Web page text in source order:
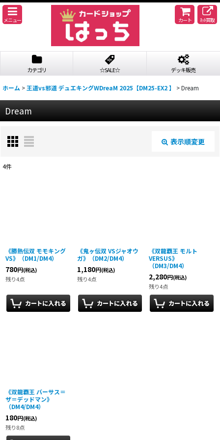
メニュー カート ﾈｯﾄ買取
カテゴリ ☆SALE☆ デッキ販売
ホーム > 王道vs邪道 デュエキングWDreaM 2025【DM25-EX2 】 >Dream
Dream
表示順変更
閉じる
4件
《勝熱伝双 モモキング
VS》（DM1/DM4）
780円(税込)
残り4点
《鬼ヶ伝双 VSジャオウ
ガ》（DM2/DM4）
1,180円(税込)
残り4点
《双龍覇王 モルト
VERSUS》
（DM3/DM4）
2,280円(税込)
残り4点
《双龍覇王 バーサス＝
ザ＝デッドマン》
（DM4/DM4）
180円(税込)
残り8点